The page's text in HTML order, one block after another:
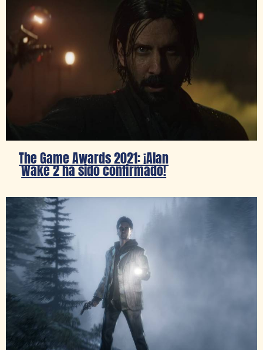
The Game Awards 2021: ¡Alan
Wake 2 ha sido confirmado!